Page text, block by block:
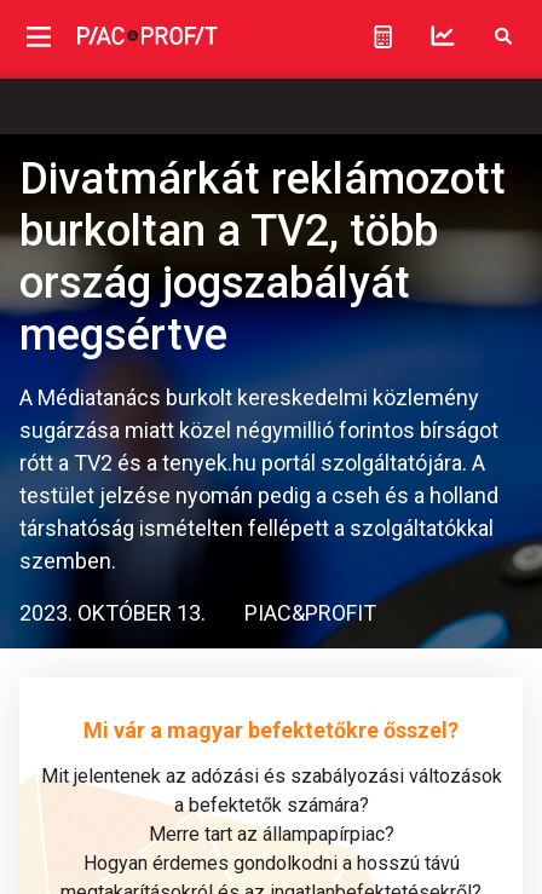
Divatmárkát reklámozott
burkoltan a TV2, több
ország jogszabályát
megsértve
A Médiatanács burkolt kereskedelmi közlemény
sugárzása miatt közel négymillió forintos bírságot
rótt a TV2 és a tenyek.hu portál szolgáltatójára. A
testület jelzése nyomán pedig a cseh és a holland
társhatóság ismételten fellépett a szolgáltatókkal
szemben.
2023. OKTÓBER 13. PIAC&PROFIT
Mi vár a magyar befektetőkre ősszel?
Mit jelentenek az adózási és szabályozási változások
a befektetők számára?
Merre tart az állampapírpiac?
Hogyan érdemes gondolkodni a hosszú távú